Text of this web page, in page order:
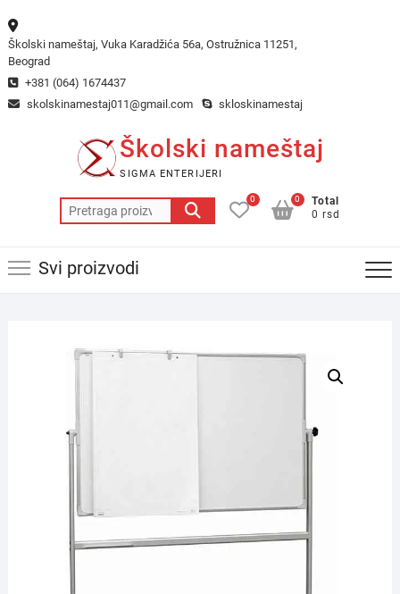
to
content
Školski nameštaj, Vuka Karadžića 56a, Ostružnica 11251,
Beograd
+381 (064) 1674437
skolskinamestaj011@gmail.com
skloskinamestaj
Školski nameštaj
SIGMA ENTERIJERI
Pretraga
za:
0
Total
0 rsd
0
Svi proizvodi